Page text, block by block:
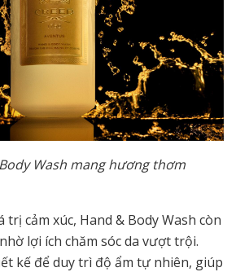
Wash mang hương thơm
trị cảm xúc, Hand & Body Wash còn
lợi ích chăm sóc da vượt trội.
kế để duy trì độ ẩm tự nhiên, giúp